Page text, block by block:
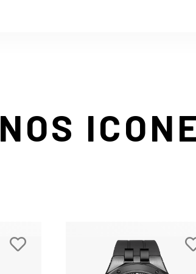
NOS